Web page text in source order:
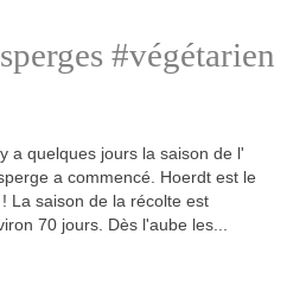
#végétarien
a quelques jours la saison de l'
a commencé. Hoerdt est le
La saison de la récolte est
70 jours. Dès l'aube les...